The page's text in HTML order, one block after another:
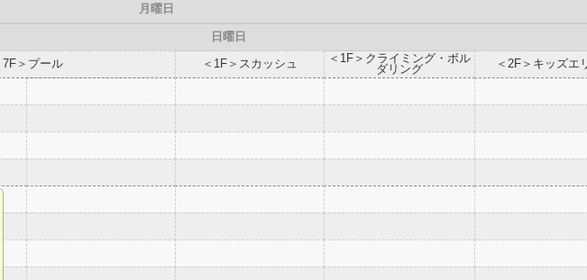
月曜日
日曜日
7F＞プール ＜1F＞スカッシュ
＜1F＞クライミング・ボル
ダリング
＜2F＞キッズエ